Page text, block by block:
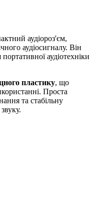
аудіороз'єм,
аудіосигналу. Він
аудіотехніки
пластику, що
Проста
та стабільну